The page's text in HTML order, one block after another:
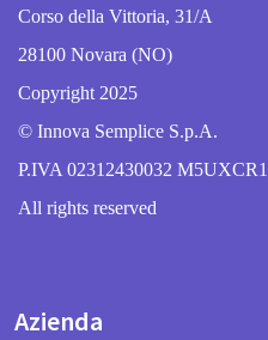
Corso della Vittoria, 31/A
28100 Novara (NO)
Copyright 2025
© Innova Semplice S.p.A.
P.IVA 02312430032 M5UXCR1
All rights reserved
Azienda